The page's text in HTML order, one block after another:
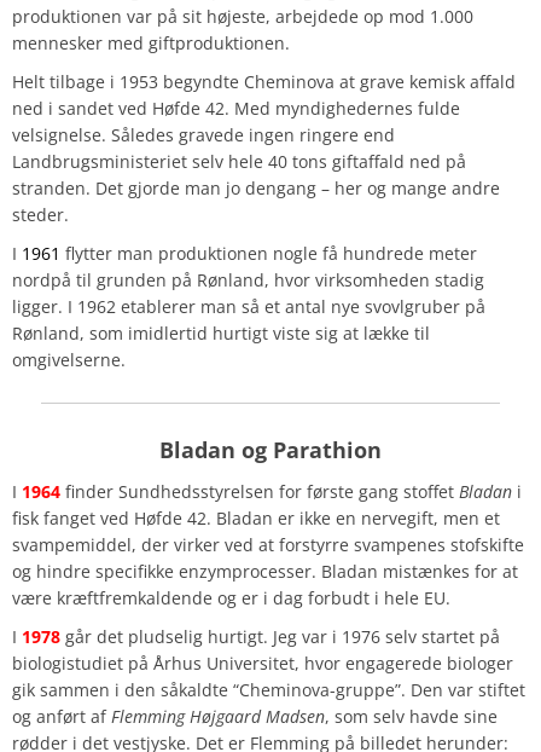
produktionen var på sit højeste, arbejdede op mod 1.000
mennesker med giftproduktionen.
Helt tilbage i 1953 begyndte Cheminova at grave kemisk affald
ned i sandet ved Høfde 42. Med myndighedernes fulde
velsignelse. Således gravede ingen ringere end
Landbrugsministeriet selv hele 40 tons giftaffald ned på
stranden. Det gjorde man jo dengang – her og mange andre
steder.
I 1961 flytter man produktionen nogle få hundrede meter
nordpå til grunden på Rønland, hvor virksomheden stadig
ligger. I 1962 etablerer man så et antal nye svovlgruber på
Rønland, som imidlertid hurtigt viste sig at lække til
omgivelserne.
Bladan og Parathion
I 1964 finder Sundhedsstyrelsen for første gang stoffet Bladan i
fisk fanget ved Høfde 42. Bladan er ikke en nervegift, men et
svampemiddel, der virker ved at forstyrre svampenes stofskifte
og hindre specifikke enzymprocesser. Bladan mistænkes for at
være kræftfremkaldende og er i dag forbudt i hele EU.
I 1978 går det pludselig hurtigt. Jeg var i 1976 selv startet på
biologistudiet på Århus Universitet, hvor engagerede biologer
gik sammen i den såkaldte “Cheminova-gruppe”. Den var stiftet
og anført afFlemming Højgaard Madsen, som selv havde sine
rødder i det vestjyske. Det er Flemming på billedet herunder: